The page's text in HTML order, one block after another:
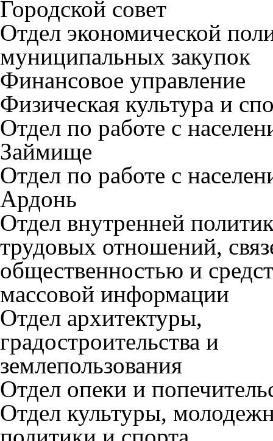
Городской совет
Отдел экономической
муниципальных закупок
Финансовое управление
Физическая культура и
Отдел по работе с
Займище
Отдел по работе с
Ардонь
Отдел внутренней
трудовых отношений,
общественностью и
массовой информации
Отдел архитектуры,
градостроительства и
землепользования
Отдел опеки и
Отдел культуры,